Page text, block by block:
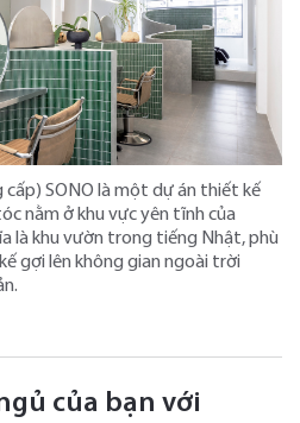
cấp) SONO là một dự án thiết kế
nằm ở khu vực yên tĩnh của
là khu vườn trong tiếng Nhật, phù
gợi lên không gian ngoài trời
của bạn với